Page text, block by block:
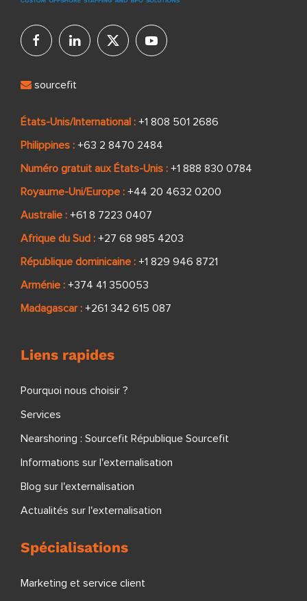
sourcefit
États-Unis/International : +1 808 501 2686
Philippines : +63 2 8470 2484
Numéro gratuit aux États-Unis : +1 888 830 0784
Royaume-Uni/Europe : +44 20 4632 0200
Australie : +61 8 7223 0407
Afrique du Sud : +27 68 985 4203
République dominicaine : +1 829 946 8721
Arménie : +374 41 350053
Madagascar : +261 342 615 087
Liens rapides
Pourquoi nous choisir ?
Services
Nearshoring : Sourcefit République Sourcefit
Informations sur l'externalisation
Blog sur l'externalisation
Actualités sur l'externalisation
Spécialisations
Marketing et service client